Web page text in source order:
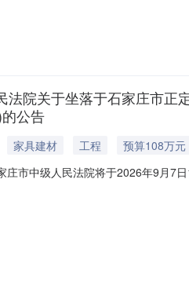
用途：住宅。起拍价：108万元，保
法院关于坐落于石家庄市
公告
家具建材 工程
预算108万元
庄市中级人民法院将于2026年9月7
用途：住宅。起拍价：108万元，保